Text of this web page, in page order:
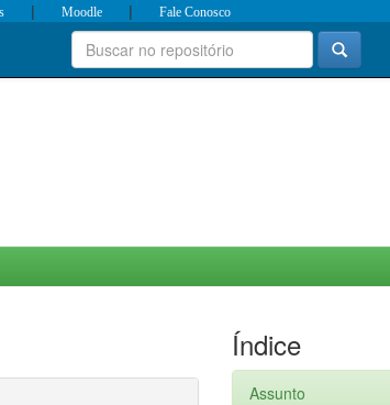
| Moodle | Fale Conosco
Índice
Assunto